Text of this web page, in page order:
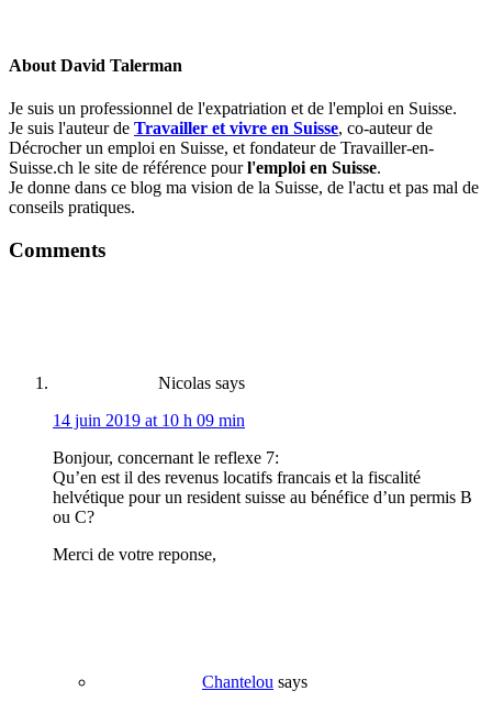
About David Talerman
Je suis un professionnel de l'expatriation et de l'emploi en Suisse.
Je suis l'auteur de Travailler et vivre en Suisse, co-auteur de
Décrocher un emploi en Suisse, et fondateur de Travailler-en-
Suisse.ch le site de référence pourl'emploi en Suisse.
Je donne dans ce blog ma vision de la Suisse, de l'actu et pas mal de
conseils pratiques.
Comments
Nicolas says
14 juin 2019 at 10 h 09 min
Bonjour, concernant le reflexe 7:
Qu’en est il des revenus locatifs francais et la fiscalité
helvétique pour un resident suisse au bénéfice d’un permis B
ou C?
Merci de votre reponse,
Chantelou says